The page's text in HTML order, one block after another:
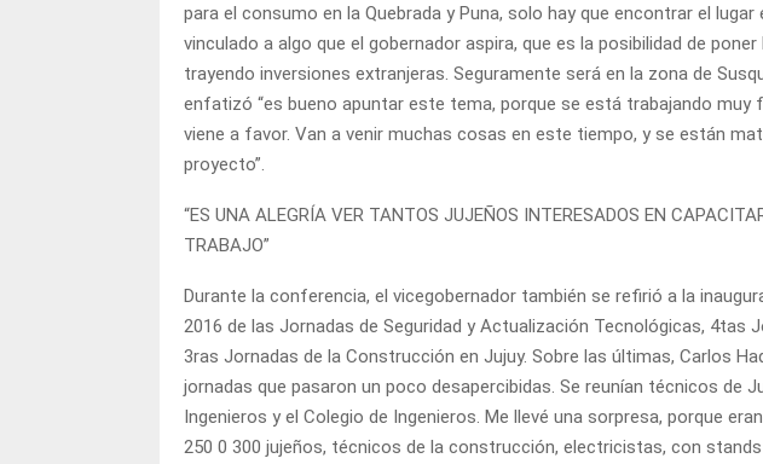
para el consumo en la Quebrada y Puna, solo hay que encontrar el
vinculado a algo que el gobernador aspira, que es la posibilidad de
trayendo inversiones extranjeras. Seguramente será en la zona de
enfatizó “es bueno apuntar este tema, porque se está trabajando muy
viene a favor. Van a venir muchas cosas en este tiempo, y se están
proyecto”.
“ES UNA ALEGRÍA VER TANTOS JUJEÑOS INTERESADOS EN
TRABAJO”
Durante la conferencia, el vicegobernador también se refirió a la
2016 de las Jornadas de Seguridad y Actualización Tecnológicas, 4tas
3ras Jornadas de la Construcción en Jujuy. Sobre las últimas, Carlos
jornadas que pasaron un poco desapercibidas. Se reunían técnicos de
Ingenieros y el Colegio de Ingenieros. Me llevé una sorpresa, porque
250 0 300 jujeños, técnicos de la construcción, electricistas, con